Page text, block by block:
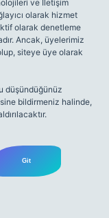
ve İletişim
olarak hizmet
olarak denetleme
Ancak, üyelerimiz
siteye üye olarak
düşündüğünüz
bildirmeniz halinde,